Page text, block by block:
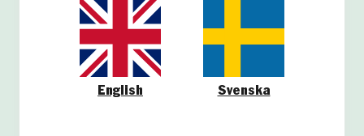
English Svenska